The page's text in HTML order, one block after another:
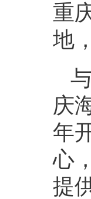
重
地
庆
年
心
提